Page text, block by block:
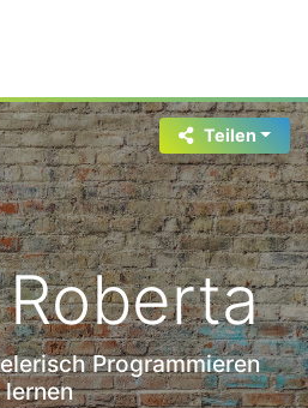
Teilen
Programmieren
lernen